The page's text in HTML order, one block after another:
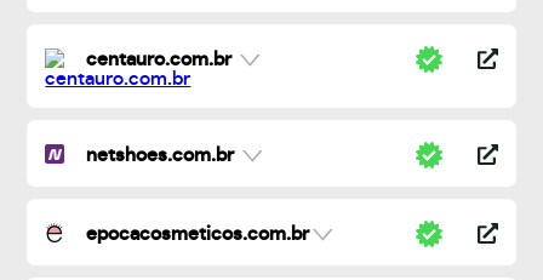
centauro.com.br
netshoes.com.br
epocacosmeticos.com.br